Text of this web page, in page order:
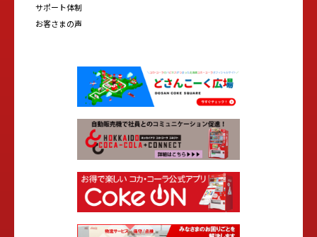
サポート体制
お客さまの声